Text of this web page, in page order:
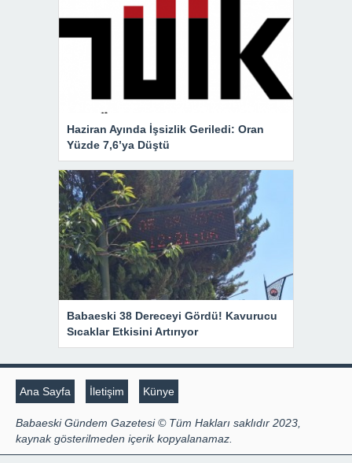
Haziran Ayında İşsizlik Geriledi: Oran
Yüzde 7,6’ya Düştü
Babaeski 38 Dereceyi Gördü! Kavurucu
Sıcaklar Etkisini Artırıyor
Ana Sayfa İletişim Künye
Babaeski Gündem Gazetesi © Tüm Hakları saklıdır 2023,
kaynak gösterilmeden içerik kopyalanamaz.